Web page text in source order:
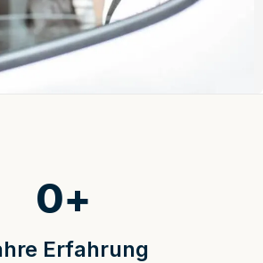
Erfahrung
0+